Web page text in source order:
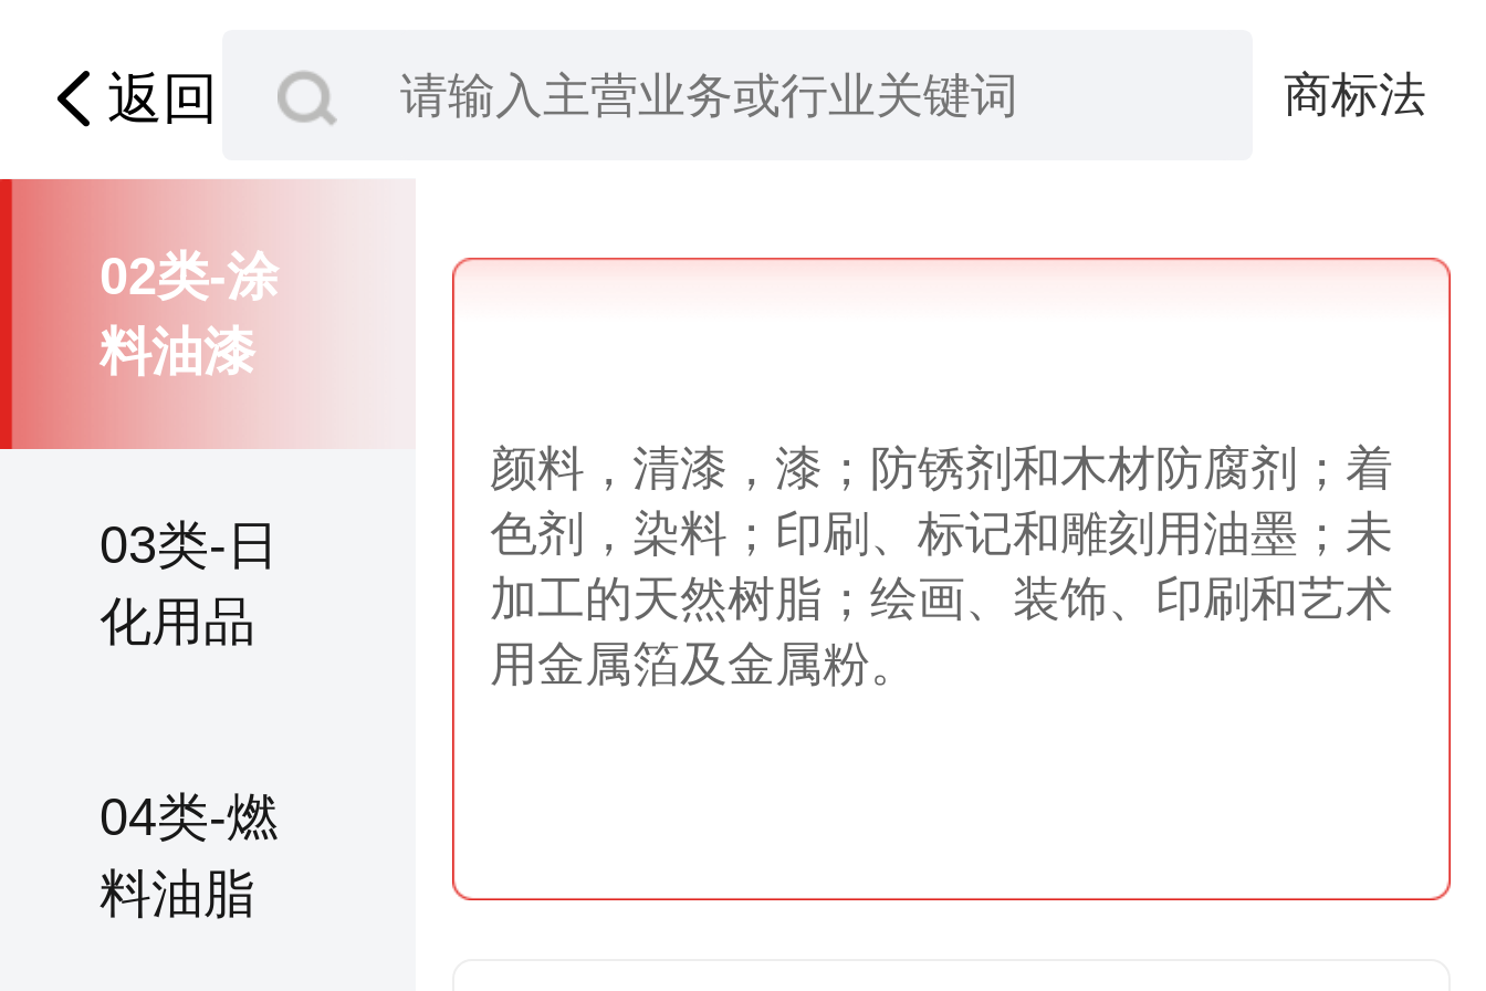
返回 商标法
学原料
02类-涂
料油漆
03类-日
化用品
04类-燃
料油脂
颜料，清漆，漆；防锈剂和木材防腐剂；着
色剂，染料；印刷、标记和雕刻用油墨；未
加工的天然树脂；绘画、装饰、印刷和艺术
用金属箔及金属粉。